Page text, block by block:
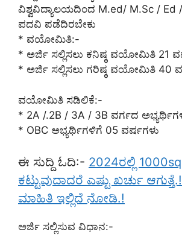
ವಿಶ್ವವಿದ್ಯಾಲಯದಿಂದ M.ed/ M.Sc / Ed
ಪದವಿ ಪಡೆದಿರಬೇಕು
* ವಯೋಮಿತಿ:-
* ಅರ್ಜಿ ಸಲ್ಲಿಸಲು ಕನಿಷ್ಠ ವಯೋಮಿತಿ 21
* ಅರ್ಜಿ ಸಲ್ಲಿಸಲು ಗರಿಷ್ಠ ವಯೋಮಿತಿ 40
ವಯೋಮಿತಿ ಸಡಿಲಿಕೆ:-
* 2A /.2B / 3A / 3B ವರ್ಗದ
* OBC ಅಭ್ಯರ್ಥಿಗಳಿಗೆ 05 ವರ್ಷಗಳು
ಈ ಸುದ್ದಿ ಓದಿ:- 2024ರಲ್ಲಿ
ಕಟ್ಟುವುದಾದರೆ ಎಷ್ಟು ಖರ್ಚು
ಮಾಹಿತಿ ಇಲ್ಲಿದೆ ನೋಡಿ.!
ಅರ್ಜಿ ಸಲ್ಲಿಸುವ ವಿಧಾನ:-